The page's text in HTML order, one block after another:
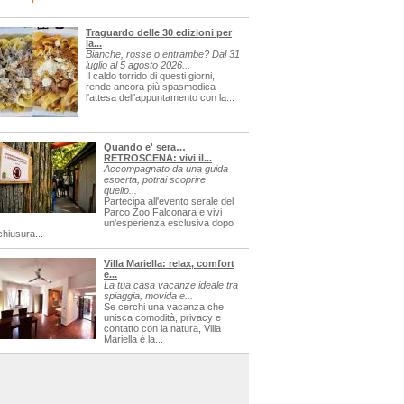
Traguardo delle 30 edizioni per
la...
Bianche, rosse o entrambe? Dal 31
luglio al 5 agosto 2026...
Il caldo torrido di questi giorni,
rende ancora più spasmodica
l'attesa dell'appuntamento con la...
Quando e' sera…
RETROSCENA: vivi il...
Accompagnato da una guida
esperta, potrai scoprire
quello...
Partecipa all'evento serale del
Parco Zoo Falconara e vivi
un'esperienza esclusiva dopo
Villa Mariella: relax, comfort
e...
La tua casa vacanze ideale tra
spiaggia, movida e...
Se cerchi una vacanza che
unisca comodità, privacy e
contatto con la natura, Villa
Mariella è la...